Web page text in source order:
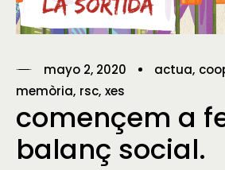
mayo 2, 2020 actua
memòria rsc xes
començem a
balanç social.